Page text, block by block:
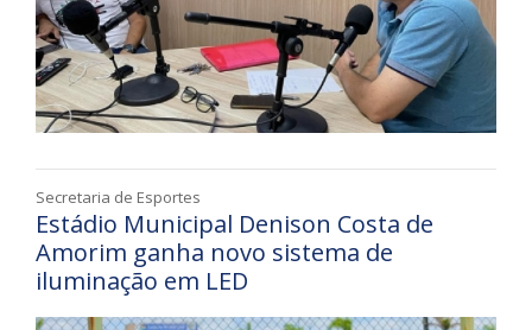
Secretaria de Esportes
Estádio Municipal Denison Costa de
Amorim ganha novo sistema de
iluminação em LED